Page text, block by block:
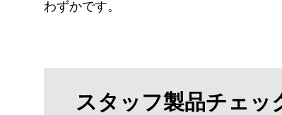
わずかです。
スタッフ製品チェッ